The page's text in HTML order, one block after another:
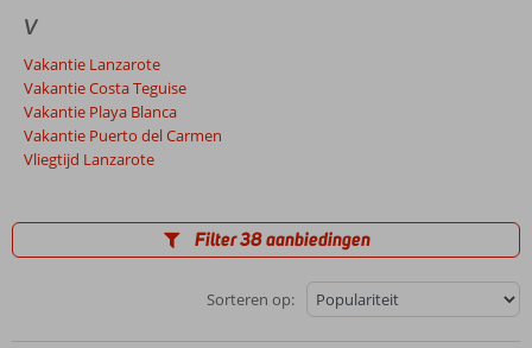
V
Vakantie Lanzarote
Vakantie Costa Teguise
Vakantie Playa Blanca
Vakantie Puerto del Carmen
Vliegtijd Lanzarote
Filter 38 aanbiedingen
Sorteren op: